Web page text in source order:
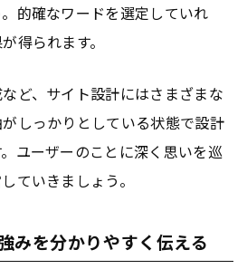
的確なワードを選定していれ
得られます。
ど、サイト設計にはさまざまな
しっかりとしている状態で設計
ユーザーのことに深く思いを巡
ていきましょう。
みを分かりやすく伝える